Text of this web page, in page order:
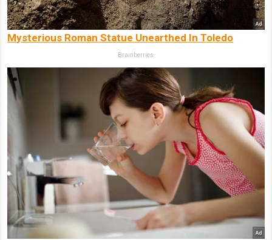
Mysterious Roman Statue Unearthed In Toledo
Brainberries